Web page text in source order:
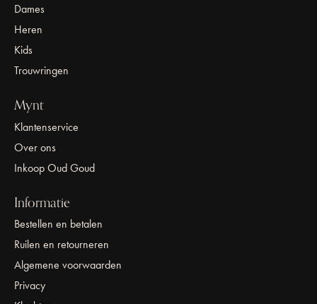
Dames
Heren
Kids
Trouwringen
Mynt
Klantenservice
Over ons
Inkoop Oud Goud
Informatie
Bestellen en betalen
Ruilen en retourneren
Algemene voorwaarden
Privacy